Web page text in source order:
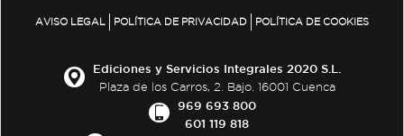
AVISO LEGAL POLÍTICA DE PRIVACIDAD POLÍTICA DE COOKIES
Ediciones y Servicios Integrales 2020 S.L.
Plaza de los Carros, 2. Bajo. 16001 Cuenca
969 693 800
601 119 818